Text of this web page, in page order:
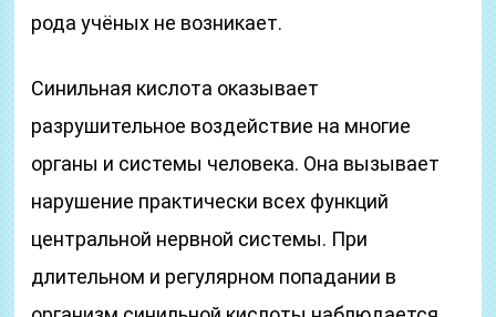
рода учёных не возникает.
Синильная кислота оказывает
разрушительное воздействие на многие
органы и системы человека. Она вызывает
нарушение практически всех функций
центральной нервной системы. При
длительном и регулярном попадании в